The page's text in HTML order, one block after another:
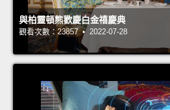
與柏靈頓熊歡慶白金禧慶典
觀看次數：23857 • 2022-07-28